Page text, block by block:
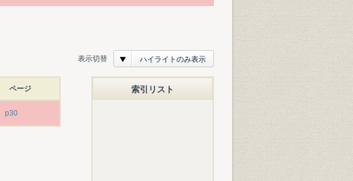
表示切替 ハイライトのみ表示
ページ
p30
索引リスト